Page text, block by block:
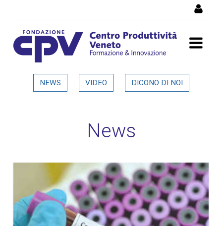
Dettaglio in evidenza
NEWS VIDEO DICONO DI NOI
News